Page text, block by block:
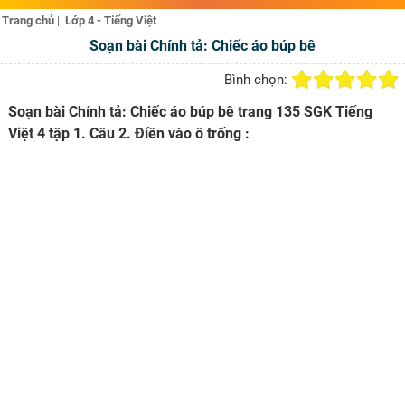
Trang chủ | Lớp 4 - Tiếng Việt
Soạn bài Chính tả: Chiếc áo búp bê
Bình chọn:
Soạn bài Chính tả: Chiếc áo búp bê trang 135 SGK Tiếng
Việt 4 tập 1. Câu 2. Điền vào ô trống :